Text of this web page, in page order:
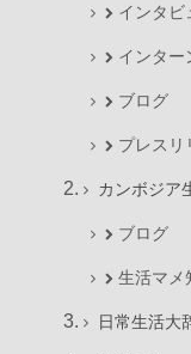
インタビ
インター
ブログ
プレスリ
カンボジア
ブログ
生活マメ
日常生活大